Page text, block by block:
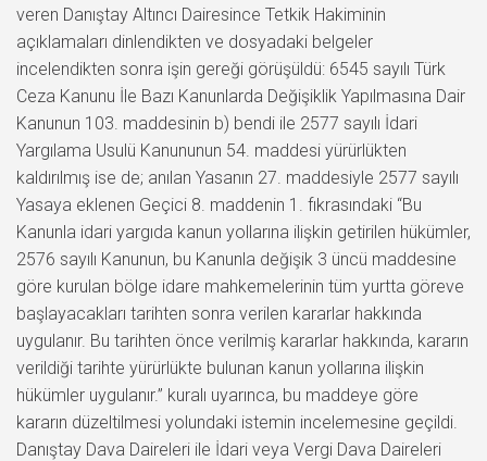
veren Danıştay Altıncı Dairesince Tetkik Hakiminin
açıklamaları dinlendikten ve dosyadaki belgeler
incelendikten sonra işin gereği görüşüldü: 6545 sayılı Türk
Ceza Kanunu İle Bazı Kanunlarda Değişiklik Yapılmasına Dair
Kanunun 103. maddesinin b) bendi ile 2577 sayılı İdari
Yargılama Usulü Kanununun 54. maddesi yürürlükten
kaldırılmış ise de; anılan Yasanın 27. maddesiyle 2577 sayılı
Yasaya eklenen Geçici 8. maddenin 1. fıkrasındaki “Bu
Kanunla idari yargıda kanun yollarına ilişkin getirilen hükümler,
2576 sayılı Kanunun, bu Kanunla değişik 3 üncü maddesine
göre kurulan bölge idare mahkemelerinin tüm yurtta göreve
başlayacakları tarihten sonra verilen kararlar hakkında
uygulanır. Bu tarihten önce verilmiş kararlar hakkında, kararın
verildiği tarihte yürürlükte bulunan kanun yollarına ilişkin
hükümler uygulanır.” kuralı uyarınca, bu maddeye göre
kararın düzeltilmesi yolundaki istemin incelemesine geçildi.
Danıştay Dava Daireleri ile İdari veya Vergi Dava Daireleri